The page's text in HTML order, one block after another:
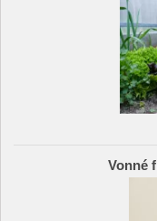
Vonné